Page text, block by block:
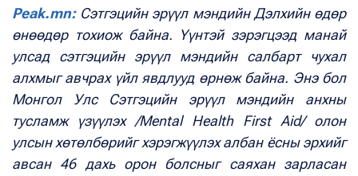
Peak.mn: Сэтгэцийн эрүүл мэндийн Дэлхийн өдөр
өнөөдөр тохиож байна. Үүнтэй зэрэгцээд манай
улсад сэтгэцийн эрүүл мэндийн салбарт чухал
алхмыг авчрах үйл явдлууд өрнөж байна. Энэ бол
Монгол Улс Сэтгэцийн эрүүл мэндийн анхны
тусламж үзүүлэх /Mental Health First Aid/ олон
улсын хөтөлбөрийг хэрэгжүүлэх албан ёсны эрхийг
авсан 46 дахь орон болсныг саяхан зарласан